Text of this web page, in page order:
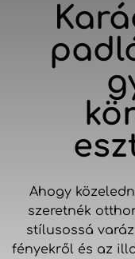
Ahogy
szeretnék
stílusossá
fényekről és az